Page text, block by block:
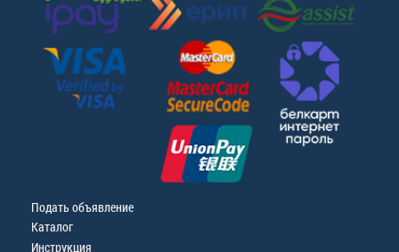
Подать объявление
Каталог
Инструкция